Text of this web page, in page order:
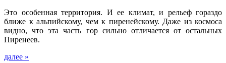
Это особенная территория. И ее климат, и рельеф гораздо
ближе к альпийскому, чем к пиренейскому. Даже из космоса
видно, что эта часть гор сильно отличается от остальных
Пиренеев.
далее »